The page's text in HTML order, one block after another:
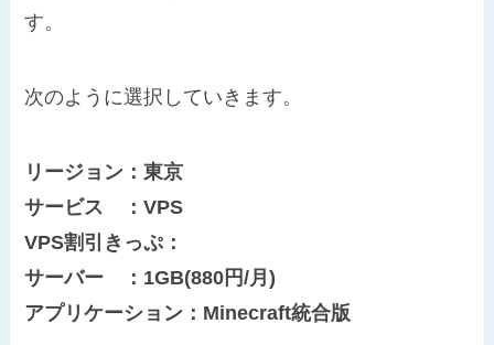
す。
次のように選択していきます。
リージョン：東京
サービス ：VPS
VPS割引きっぷ：
サーバー ：1GB(880円/月)
アプリケーション：Minecraft統合版